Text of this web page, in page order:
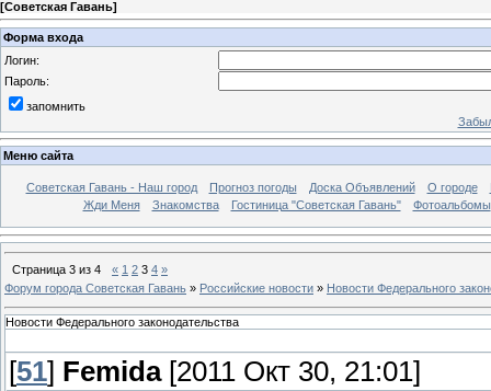
[Советская Гавань]
Форма входа
Логин:
Пароль:
запомнить
Меню сайта
Советская Гавань - Наш город Прогноз погоды Доска Объявлений О городе
Жди Меня
Знакомства Гостиница "Советская Гавань" Фотоальбомы
Страница 3 из 4 « 1 2 3 4 »
Форум города Советская Гавань » Российские новости » Новости Федерального
Новости Федерального законодательства
[51] Femida[2011 Окт 30, 21:01]